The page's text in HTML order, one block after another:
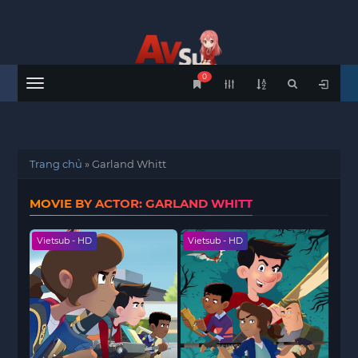
Menu
0
Trang chủ »Garland Whitt
MOVIE BY ACTOR: GARLAND WHITT
Vietsub - HD Vietsub - HD